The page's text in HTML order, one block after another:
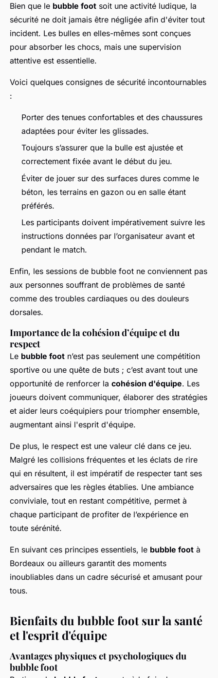
Bien que le bubble foot soit une activité ludique, la
sécurité ne doit jamais être négligée afin d'éviter tout
incident. Les bulles en elles-mêmes sont conçues
pour absorber les chocs, mais une supervision
attentive est essentielle.
Voici quelques consignes de sécurité incontournables
:
Porter des tenues confortables et des chaussures
adaptées pour éviter les glissades.
Toujours s’assurer que la bulle est ajustée et
correctement fixée avant le début du jeu.
Éviter de jouer sur des surfaces dures comme le
béton, les terrains en gazon ou en salle étant
préférés.
Les participants doivent impérativement suivre les
instructions données par l’organisateur avant et
pendant le match.
Enfin, les sessions de bubble foot ne conviennent pas
aux personnes souffrant de problèmes de santé
comme des troubles cardiaques ou des douleurs
dorsales.
Importance de la cohésion d’équipe et du
respect
Le bubble foot n’est pas seulement une compétition
sportive ou une quête de buts ; c’est avant tout une
opportunité de renforcer la cohésion d'équipe. Les
joueurs doivent communiquer, élaborer des stratégies
et aider leurs coéquipiers pour triompher ensemble,
augmentant ainsi l'esprit d'équipe.
De plus, le respect est une valeur clé dans ce jeu.
Malgré les collisions fréquentes et les éclats de rire
qui en résultent, il est impératif de respecter tant ses
adversaires que les règles établies. Une ambiance
conviviale, tout en restant compétitive, permet à
chaque participant de profiter de l’expérience en
toute sérénité.
En suivant ces principes essentiels, le bubble foot à
Bordeaux ou ailleurs garantit des moments
inoubliables dans un cadre sécurisé et amusant pour
tous.
Bienfaits du bubble foot sur la santé
et l'esprit d'équipe
Avantages physiques et psychologiques du
bubble foot